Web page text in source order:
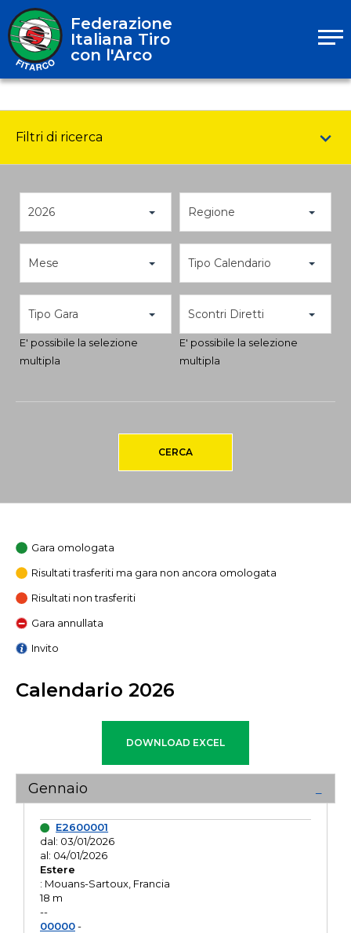
Federazione
Italiana Tiro
con l'Arco
Filtri di ricerca
2026 Regione
Mese Tipo Calendario
Tipo Gara
E' possibile la selezione
multipla
Scontri Diretti
E' possibile la selezione
multipla
CERCA
Gara omologata
Risultati trasferiti ma gara non ancora omologata
Risultati non trasferiti
Gara annullata
Invito
Calendario 2026
Gennaio
E2600001
dal: 03/01/2026
al: 04/01/2026
Estere
: Mouans-Sartoux, Francia
18 m
--
00000-